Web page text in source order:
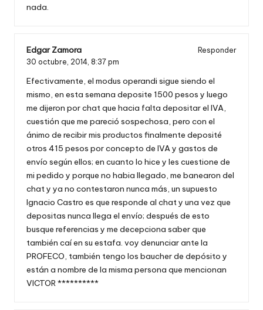
nada.
Edgar Zamora
Responder
30 octubre, 2014, 8:37 pm
Efectivamente, el modus operandi sigue siendo el
mismo, en esta semana deposite 1500 pesos y luego
me dijeron por chat que hacia falta depositar el IVA,
cuestión que me pareció sospechosa, pero con el
ánimo de recibir mis productos finalmente deposité
otros 415 pesos por concepto de IVA y gastos de
envío según ellos; en cuanto lo hice y les cuestione de
mi pedido y porque no habia llegado, me banearon del
chat y ya no contestaron nunca más, un supuesto
Ignacio Castro es que responde al chat y una vez que
depositas nunca llega el envío; después de esto
busque referencias y me decepciona saber que
también caí en su estafa. voy denunciar ante la
PROFECO, también tengo los baucher de depósito y
están a nombre de la misma persona que mencionan
VICTOR **********